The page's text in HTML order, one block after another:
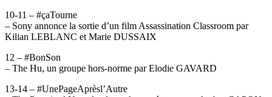
10-11 – #çaTourne
– Sony annonce la sortie d’un film Assassination Classroom par
Kilian LEBLANC et Marie DUSSAIX
12 – #BonSon
– The Hu, un groupe hors-norme par Elodie GAVARD
13-14 – #UnePageAprèsl’Autre